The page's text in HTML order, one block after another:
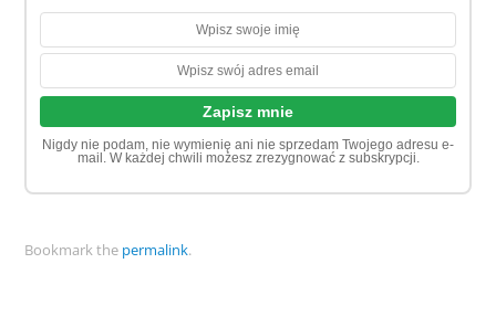
Nigdy nie podam, nie wymienię ani nie sprzedam Twojego adresu e-
mail. W każdej chwili możesz zrezygnować z subskrypcji.
Bookmark the permalink.